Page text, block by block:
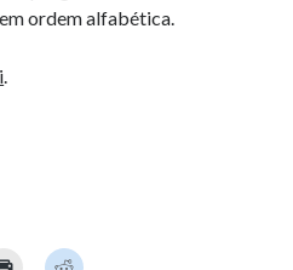
ordem alfabética.
.